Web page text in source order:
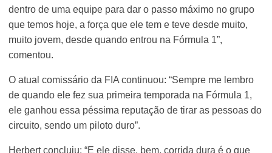
dentro de uma equipe para dar o passo máximo no grupo
que temos hoje, a força que ele tem e teve desde muito,
muito jovem, desde quando entrou na Fórmula 1”,
comentou.
O atual comissário da FIA continuou: “Sempre me lembro
de quando ele fez sua primeira temporada na Fórmula 1,
ele ganhou essa péssima reputação de tirar as pessoas do
circuito, sendo um piloto duro”.
Herbert concluiu: “E ele disse, bem, corrida dura é o que